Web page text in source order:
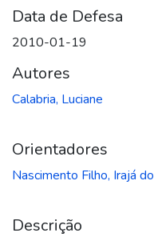
Data de Defesa
2010-01-19
Autores
Calabria, Luciane
Orientadores
Nascimento Filho, Irajá do
Descrição